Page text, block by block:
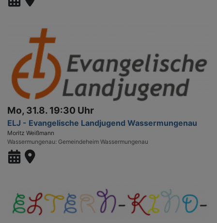
Mo, 31.8. 19:30 Uhr
ELJ - Evangelische Landjugend Wassermungenau
Moritz Weißmann
Wassermungenau Gemeindeheim Wassermungenau